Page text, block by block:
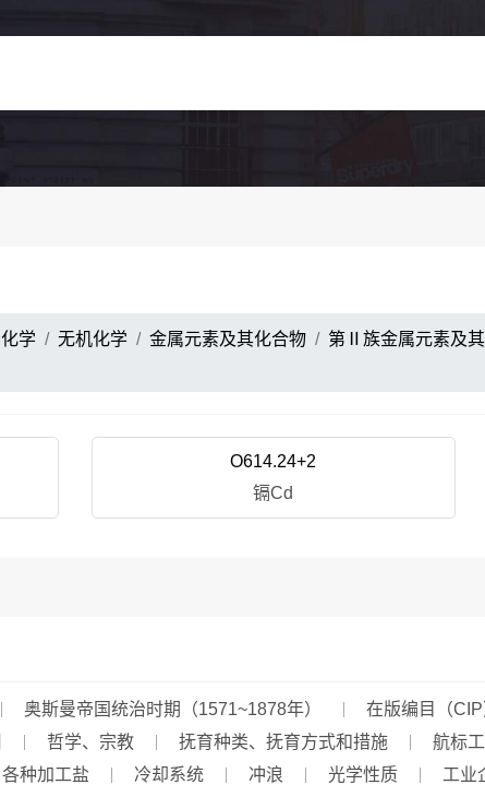
化学 无机化学 金属元素及其化合物 第Ⅱ族金属元素及
O614.24+2
镉Cd
奥斯曼帝国统治时期（1571~1878年） 在版编目（CIP
哲学、宗教 抚育种类、抚育方式和措施 航标
各种加工盐 冷却系统 冲浪 光学性质 工业